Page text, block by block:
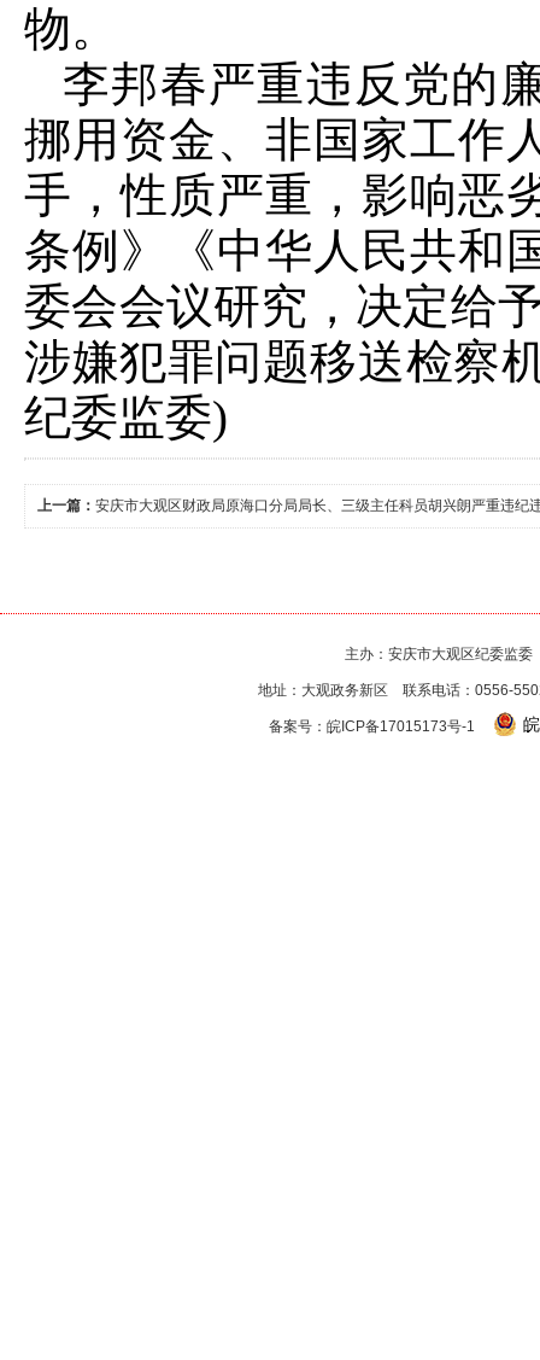
物。
李邦春严重违反党的
挪用资金、非国家工作
手，性质严重，影响恶
条例》《中华人民共和
委会会议研究，决定给
涉嫌犯罪问题移送检察
纪委监委)
上一篇： 安庆市大观区财政局原海口分局局长、三级主任科员胡兴朗严重违纪
主办：安庆市大观区纪委监
地址：大观政务新区 联系电话：0556-
备案号： 皖ICP备17015173号-1